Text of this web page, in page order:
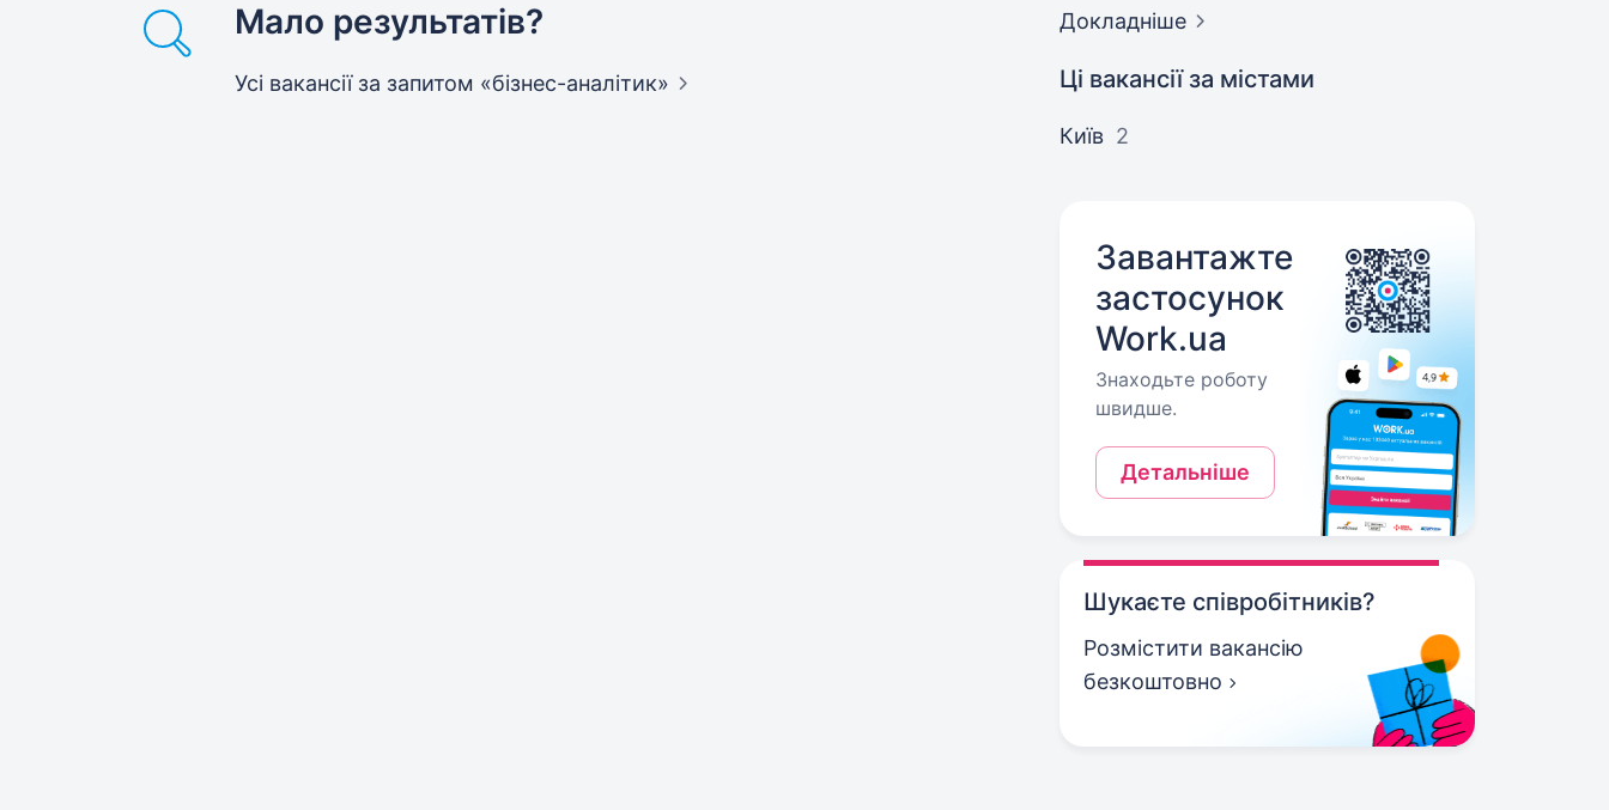
Мало результатів?
Усі вакансії за запитом «бізнес-аналітик»
Докладніше
Ці вакансії за містами
Київ 2
Завантажте
застосунок
Work.ua
Знаходьте роботу
швидше.
Детальніше
Шукаєте співробітників?
Розмістити вакансію
безкоштовно